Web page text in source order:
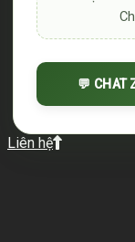
💬 CHAT
Liên hệ